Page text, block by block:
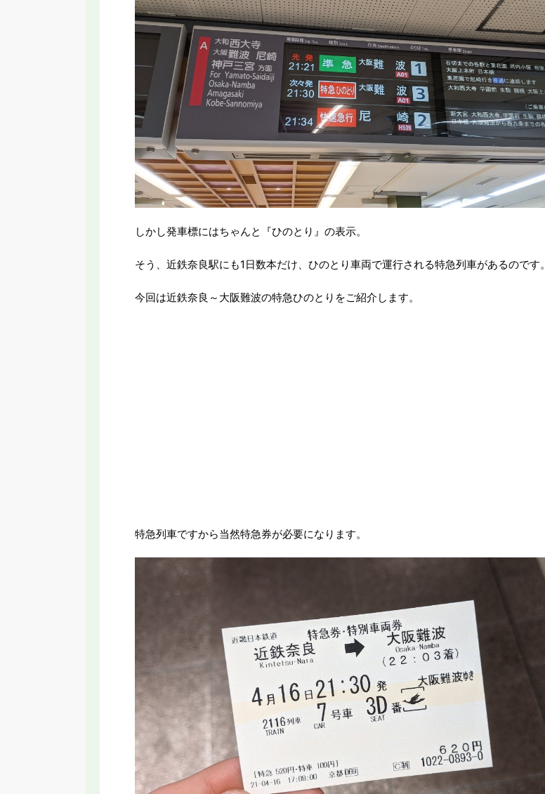
しかし発車標にはちゃんと『ひのとり』の表示。
そう、近鉄奈良駅にも1日数本だけ、ひのとり車両で運行される特急列車があるのです。
今回は近鉄奈良～大阪難波の特急ひのとりをご紹介します。
特急列車ですから当然特急券が必要になります。